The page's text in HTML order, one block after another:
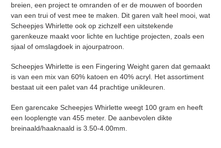
breien, een project te omranden of er de mouwen of boorden
van een trui of vest mee te maken. Dit garen valt heel mooi, wat
Scheepjes Whirlette ook op zichzelf een uitstekende
garenkeuze maakt voor lichte en luchtige projecten, zoals een
sjaal of omslagdoek in ajourpatroon.
Scheepjes Whirlette is een Fingering Weight garen dat gemaakt
is van een mix van 60% katoen en 40% acryl. Het assortiment
bestaat uit een palet van 44 prachtige unikleuren.
Een garencake Scheepjes Whirlette weegt 100 gram en heeft
een looplengte van 455 meter. De aanbevolen dikte
breinaald/haaknaald is 3.50-4.00mm.
Inloggen vereist
Meld u aan bij uw account om producten aan uw
verlanglijst toe te voegen en uw eerder opgeslagen
artikelen te bekijken.
Login